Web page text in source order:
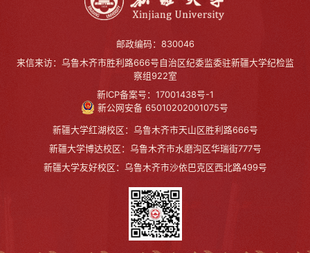
邮政编码：830046
来信来访：乌鲁木齐市胜利路666号自治区纪委监委驻新疆大学纪检监
察组922室
新ICP备案号：17001438号-1
新公网安备 65010202001075号
新疆大学红湖校区：乌鲁木齐市天山区胜利路666号
新疆大学博达校区：乌鲁木齐市水磨沟区华瑞街777号
新疆大学友好校区：乌鲁木齐市沙依巴克区西北路499号